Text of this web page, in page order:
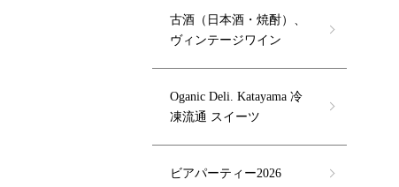
古酒（日本酒・焼酎）、
ヴィンテージワイン
Oganic Deli. Katayama 冷
凍流通 スイーツ
ビアパーティー2026